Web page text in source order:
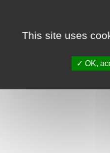
This site uses
OK,